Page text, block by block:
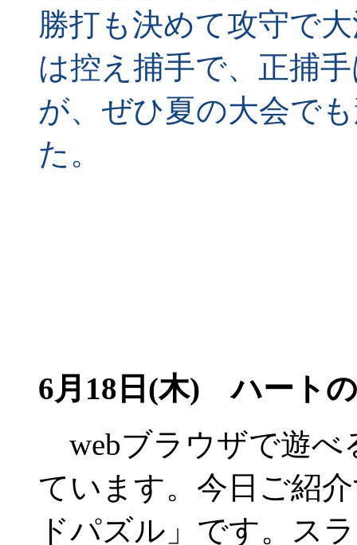
勝打も決めて攻守で
は控え捕手で、正捕
が、ぜひ夏の大会で
た。
6月18日(木) ハート
webブラウザで遊べ
ています。今日ご紹
ドパズル」です。ス